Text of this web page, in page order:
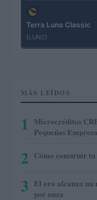
Terra Luna Classic
(LUNC)
MÁS LEÍDOS
1
Microcréditos
Pequeñas
2 Cómo construir
3 El oro alcanza un
por onza